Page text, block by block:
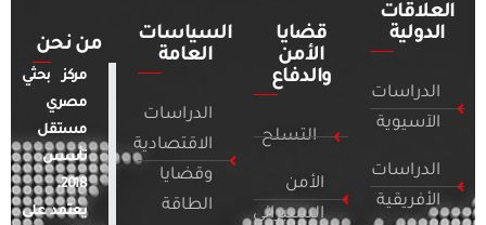
العلاقات
الدولية
الدراسات
الآسيوية
الدراسات
الأفريقية
قضايا
الأمن
والدفاع
التسلح
الأمن
السيبراني
السياسات
العامة
الدراسات
الاقتصادية
وقضايا
الطاقة
من نحن
مركز بحثي
مصري
مستقل
تأسس
2018.
يعتمد على